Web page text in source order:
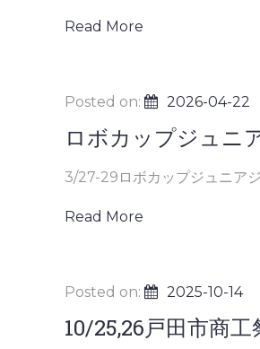
Read More
Posted on: 2026-04-22
ロボカップジュニ
3/27-29ロボカップジュニア
Read More
Posted on: 2025-10-14
10/25,26戸田市商工